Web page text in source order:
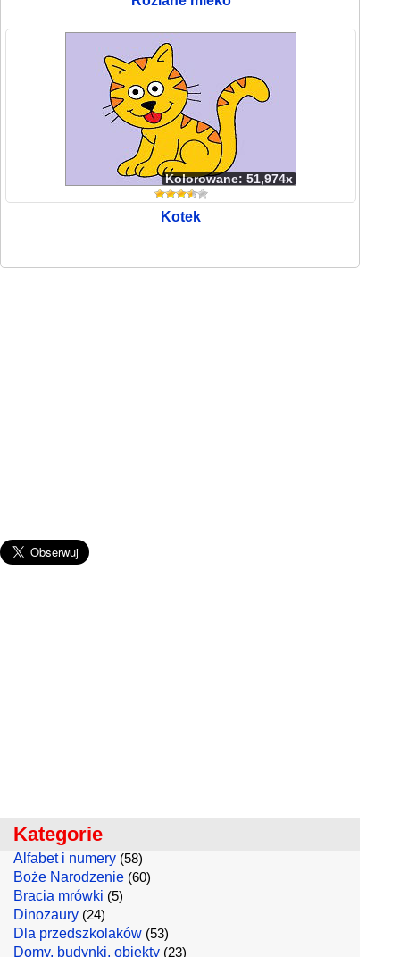
Kolorowane: 51,974x
Kotek
Kategorie
Alfabet i numery (58)
Boże Narodzenie (60)
Bracia mrówki (5)
Dinozaury (24)
Dla przedszkolaków (53)
Domy, budynki, obiekty (23)